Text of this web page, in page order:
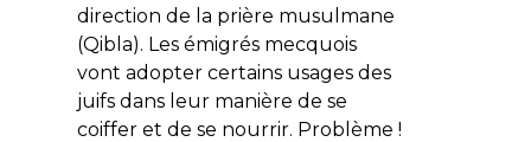
direction de la prière musulmane
(Qibla). Les émigrés mecquois
vont adopter certains usages des
juifs dans leur manière de se
coiffer et de se nourrir. Problème !